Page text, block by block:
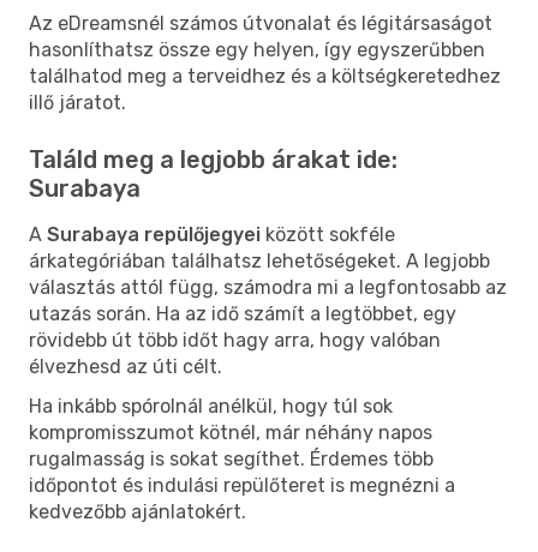
Az eDreamsnél számos útvonalat és légitársaságot
hasonlíthatsz össze egy helyen, így egyszerűbben
találhatod meg a terveidhez és a költségkeretedhez
illő járatot.
Találd meg a legjobb árakat ide:
Surabaya
A Surabaya repülőjegyei között sokféle
árkategóriában találhatsz lehetőségeket. A legjobb
választás attól függ, számodra mi a legfontosabb az
utazás során. Ha az idő számít a legtöbbet, egy
rövidebb út több időt hagy arra, hogy valóban
élvezhesd az úti célt.
Ha inkább spórolnál anélkül, hogy túl sok
kompromisszumot kötnél, már néhány napos
rugalmasság is sokat segíthet. Érdemes több
időpontot és indulási repülőteret is megnézni a
kedvezőbb ajánlatokért.